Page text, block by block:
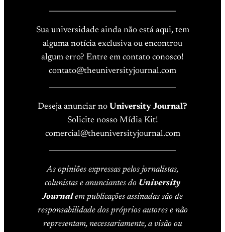
Sua universidade ainda não está aqui, tem
alguma notícia exclusiva ou encontrou
algum erro? Entre em contato conosco!
contato@theuniversityjournal.com
Deseja anunciar no University Journal?
Solicite nosso Mídia Kit!
comercial@theuniversityjournal.com
As opiniões expressas pelos jornalistas,
colunistas e anunciantes do University
Journalem publicações assinadas são de
responsabilidade dos próprios autores e não
representam, necessariamente, a visão ou